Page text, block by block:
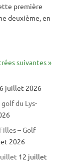
première
deuxième, en
suivantes »
juillet 2026
du Lys-
– Golf
2026
12 juillet